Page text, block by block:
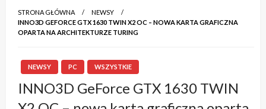
STRONA GŁÓWNA
NEWSY
INNO3D GEFORCE GTX 1630 TWIN X2 OC – NOWA KARTA GRAFICZNA
OPARTA NA ARCHITEKTURZE TURING
NEWSY PC WSZYSTKIE
INNO3D GeForce GTX 1630 TWIN